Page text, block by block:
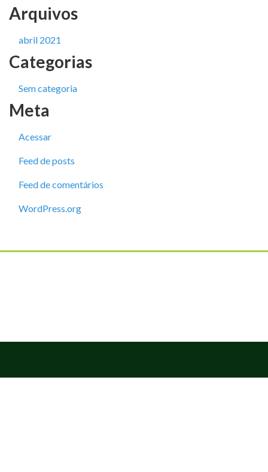
Arquivos
abril 2021
Categorias
Sem categoria
Meta
Acessar
Feed de posts
Feed de comentários
WordPress.org